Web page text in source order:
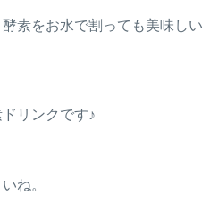
素をお水で割っても美味しい
リンクです♪
ね。